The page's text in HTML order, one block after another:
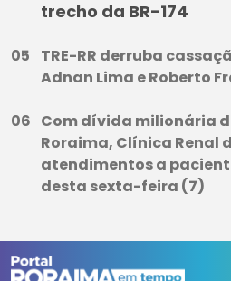
trecho da BR-174
TRE-RR derruba
Adnan Lima e Roberto
Com dívida milionária
Roraima, Clínica Renal
atendimentos a
desta sexta-feira (7)